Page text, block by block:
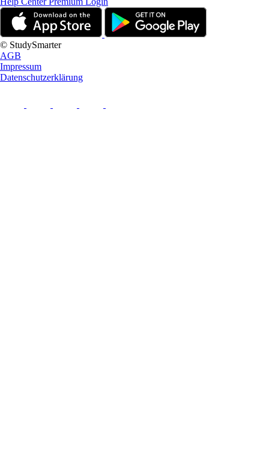
© StudySmarter
AGB
Impressum
Datenschutzerklärung